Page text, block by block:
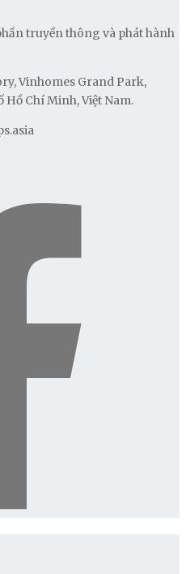
truyền thông và phát hành
Vinhomes Grand Park,
Chí Minh, Việt Nam.